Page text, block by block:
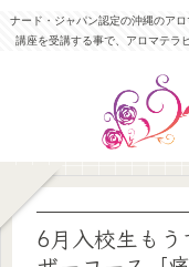
ナード・ジャパン認定の沖縄のア
講座を受講する事で、アロマテラ
6月入校生も